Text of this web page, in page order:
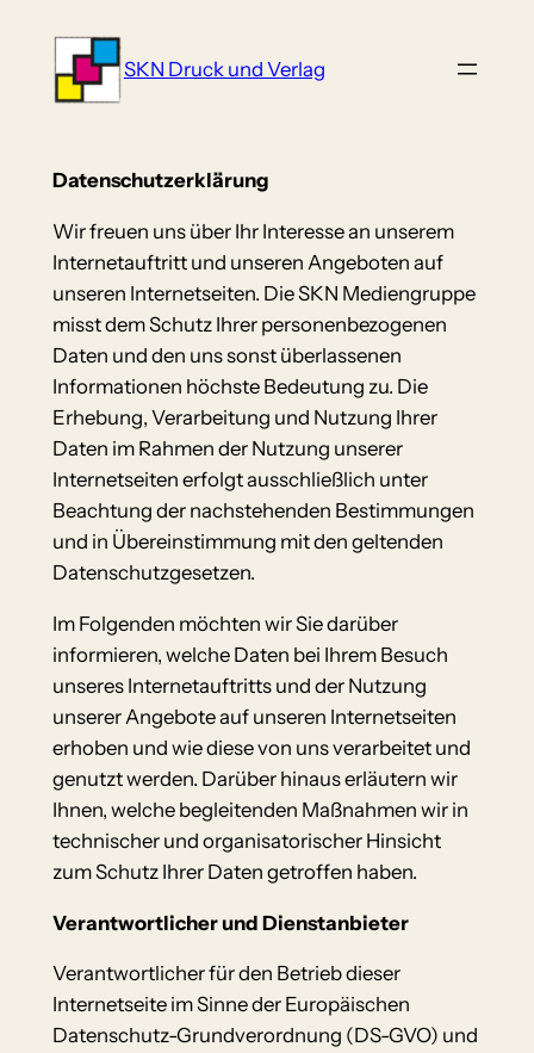
springen
SKN Druck und Verlag
Datenschutzerklärung
Wir freuen uns über Ihr Interesse an unserem
Internetauftritt und unseren Angeboten auf
unseren Internetseiten. Die SKN Mediengruppe
misst dem Schutz Ihrer personenbezogenen
Daten und den uns sonst überlassenen
Informationen höchste Bedeutung zu. Die
Erhebung, Verarbeitung und Nutzung Ihrer
Daten im Rahmen der Nutzung unserer
Internetseiten erfolgt ausschließlich unter
Beachtung der nachstehenden Bestimmungen
und in Übereinstimmung mit den geltenden
Datenschutzgesetzen.
Im Folgenden möchten wir Sie darüber
informieren, welche Daten bei Ihrem Besuch
unseres Internetauftritts und der Nutzung
unserer Angebote auf unseren Internetseiten
erhoben und wie diese von uns verarbeitet und
genutzt werden. Darüber hinaus erläutern wir
Ihnen, welche begleitenden Maßnahmen wir in
technischer und organisatorischer Hinsicht
zum Schutz Ihrer Daten getroffen haben.
Verantwortlicher und Dienstanbieter
Verantwortlicher für den Betrieb dieser
Internetseite im Sinne der Europäischen
Datenschutz-Grundverordnung (DS-GVO) und